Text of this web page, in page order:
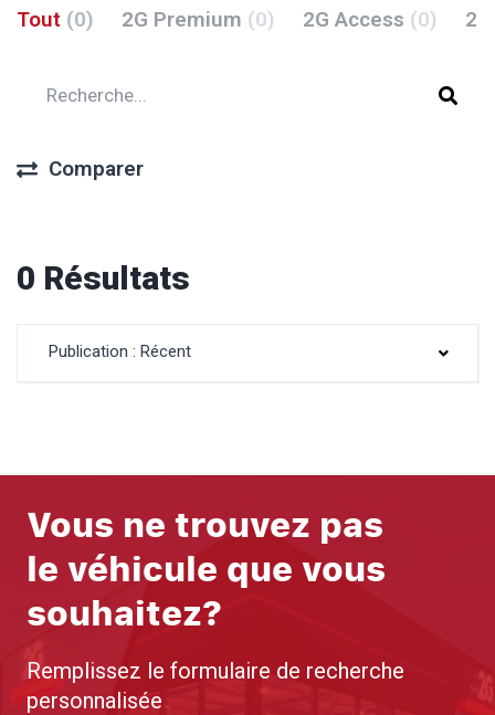
Tout (0) 2G Premium (0) 2G Access (0)
Comparer
0 Résultats
Publication : Récent
Vous ne trouvez pas
le véhicule que vous
souhaitez?
Remplissez le formulaire de recherche
personnalisée